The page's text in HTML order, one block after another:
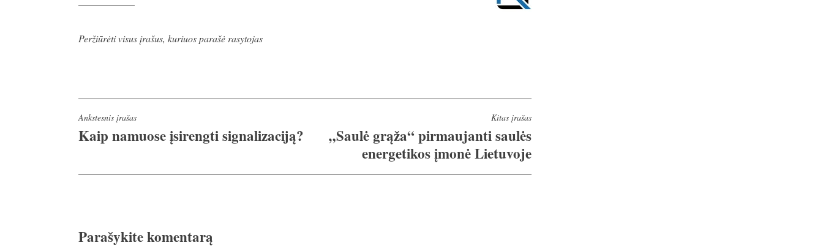
Peržiūrėti visus įrašus, kuriuos parašė rasytojas
Navigacija
tarp
įrašų
Ankstesnis įrašas
Kaip namuose įsirengti signalizaciją?
Kitas įrašas
„Saulė grąža“ pirmaujanti saulės
energetikos įmonė Lietuvoje
Parašykite komentarą